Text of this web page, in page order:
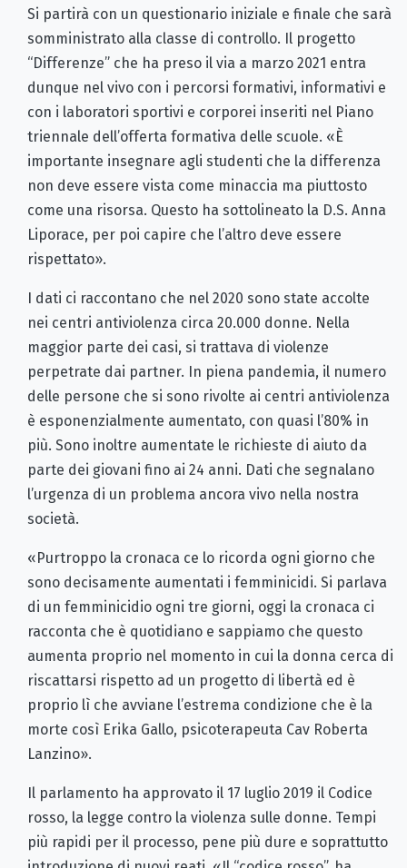
Si partirà con un questionario iniziale e finale che sarà
somministrato alla classe di controllo. Il progetto
“Differenze” che ha preso il via a marzo 2021 entra
dunque nel vivo con i percorsi formativi, informativi e
con i laboratori sportivi e corporei inseriti nel Piano
triennale dell’offerta formativa delle scuole. «È
importante insegnare agli studenti che la differenza
non deve essere vista come minaccia ma piuttosto
come una risorsa. Questo ha sottolineato la D.S. Anna
Liporace, per poi capire che l’altro deve essere
rispettato».
I dati ci raccontano che nel 2020 sono state accolte
nei centri antiviolenza circa 20.000 donne. Nella
maggior parte dei casi, si trattava di violenze
perpetrate dai partner. In piena pandemia, il numero
delle persone che si sono rivolte ai centri antiviolenza
è esponenzialmente aumentato, con quasi l’80% in
più. Sono inoltre aumentate le richieste di aiuto da
parte dei giovani fino ai 24 anni. Dati che segnalano
l’urgenza di un problema ancora vivo nella nostra
società.
«Purtroppo la cronaca ce lo ricorda ogni giorno che
sono decisamente aumentati i femminicidi. Si parlava
di un femminicidio ogni tre giorni, oggi la cronaca ci
racconta che è quotidiano e sappiamo che questo
aumenta proprio nel momento in cui la donna cerca di
riscattarsi rispetto ad un progetto di libertà ed è
proprio lì che avviane l’estrema condizione che è la
morte così Erika Gallo, psicoterapeuta Cav Roberta
Lanzino».
Il parlamento ha approvato il 17 luglio 2019 il Codice
rosso, la legge contro la violenza sulle donne. Tempi
più rapidi per il processo, pene più dure e soprattutto